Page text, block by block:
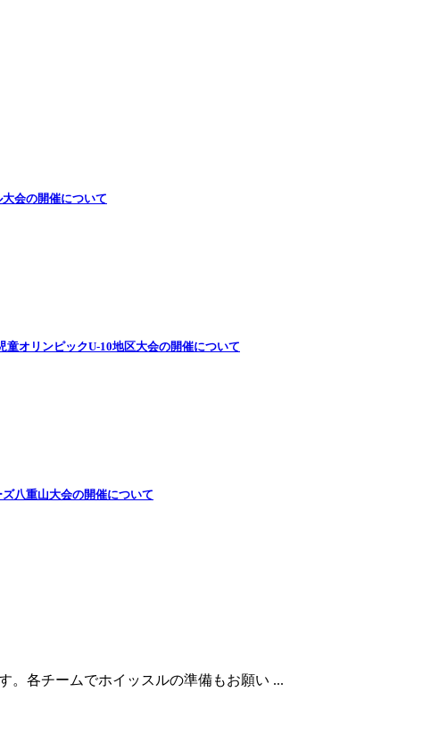
会の開催について
童オリンピックU-10地区大会の開催について
八重山大会の開催について
。各チームでホイッスルの準備もお願い ...